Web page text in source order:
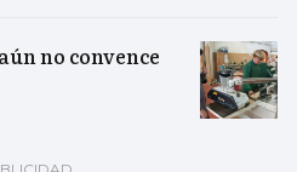
no convence